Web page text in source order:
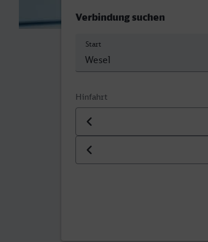
Verbindung suchen
Start
Hinfahrt
Datum der Hinfahrt
Uhrzeit der Hinfahrt